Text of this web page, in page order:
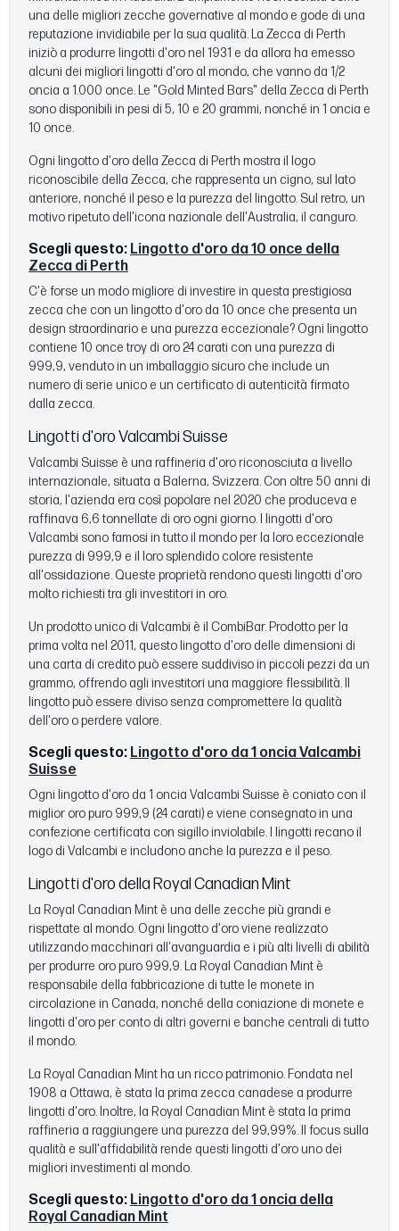
una delle migliori zecche governative al mondo e gode di una
reputazione invidiabile per la sua qualità. La Zecca di Perth
iniziò a produrre lingotti d'oro nel 1931 e da allora ha emesso
alcuni dei migliori lingotti d'oro al mondo, che vanno da 1/2
oncia a 1.000 once. Le "Gold Minted Bars" della Zecca di Perth
sono disponibili in pesi di 5, 10 e 20 grammi, nonché in 1 oncia e
10 once.
Ogni lingotto d'oro della Zecca di Perth mostra il logo
riconoscibile della Zecca, che rappresenta un cigno, sul lato
anteriore, nonché il peso e la purezza del lingotto. Sul retro, un
motivo ripetuto dell'icona nazionale dell'Australia, il canguro.
Scegli questo: Lingotto d'oro da 10 once della
Zecca di Perth
C'è forse un modo migliore di investire in questa prestigiosa
zecca che con un lingotto d'oro da 10 once che presenta un
design straordinario e una purezza eccezionale? Ogni lingotto
contiene 10 once troy di oro 24 carati con una purezza di
999,9, venduto in un imballaggio sicuro che include un
numero di serie unico e un certificato di autenticità firmato
dalla zecca.
Lingotti d'oro Valcambi Suisse
Valcambi Suisse è una raffineria d'oro riconosciuta a livello
internazionale, situata a Balerna, Svizzera. Con oltre 50 anni di
storia, l'azienda era così popolare nel 2020 che produceva e
raffinava 6,6 tonnellate di oro ogni giorno. I lingotti d'oro
Valcambi sono famosi in tutto il mondo per la loro eccezionale
purezza di 999,9 e il loro splendido colore resistente
all'ossidazione. Queste proprietà rendono questi lingotti d'oro
molto richiesti tra gli investitori in oro.
Un prodotto unico di Valcambi è il CombiBar. Prodotto per la
prima volta nel 2011, questo lingotto d'oro delle dimensioni di
una carta di credito può essere suddiviso in piccoli pezzi da un
grammo, offrendo agli investitori una maggiore flessibilità. Il
lingotto può essere diviso senza compromettere la qualità
dell'oro o perdere valore.
Scegli questo: Lingotto d'oro da 1 oncia Valcambi
Suisse
Ogni lingotto d'oro da 1 oncia Valcambi Suisse è coniato con il
miglior oro puro 999,9 (24 carati) e viene consegnato in una
confezione certificata con sigillo inviolabile. I lingotti recano il
logo di Valcambi e includono anche la purezza e il peso.
Lingotti d'oro della Royal Canadian Mint
La Royal Canadian Mint è una delle zecche più grandi e
rispettate al mondo. Ogni lingotto d'oro viene realizzato
utilizzando macchinari all'avanguardia e i più alti livelli di abilità
per produrre oro puro 999,9. La Royal Canadian Mint è
responsabile della fabbricazione di tutte le monete in
circolazione in Canada, nonché della coniazione di monete e
lingotti d'oro per conto di altri governi e banche centrali di tutto
il mondo.
La Royal Canadian Mint ha un ricco patrimonio. Fondata nel
1908 a Ottawa, è stata la prima zecca canadese a produrre
lingotti d'oro. Inoltre, la Royal Canadian Mint è stata la prima
raffineria a raggiungere una purezza del 99,99%. Il focus sulla
qualità e sull'affidabilità rende questi lingotti d'oro uno dei
migliori investimenti al mondo.
Scegli questo: Lingotto d'oro da 1 oncia della
Royal Canadian Mint